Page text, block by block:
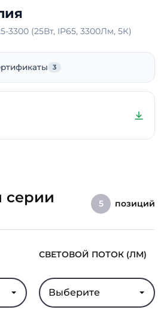
10 лет
индивидуальному
3300 (25Вт, IP65, 3300Лм, 5К)
3
серии 5 позиций
СВЕТОВОЙ ПОТОК (ЛМ)
Выберите